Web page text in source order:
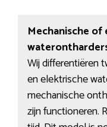
Mechanische
Wij differentiëren
en elektrische
mechanische
zijn functioneren.